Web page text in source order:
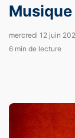
Musique
mercredi 12 juin
6 min de lecture